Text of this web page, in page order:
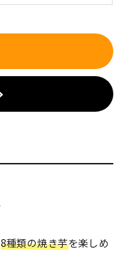
8種類の焼き芋を楽しめ